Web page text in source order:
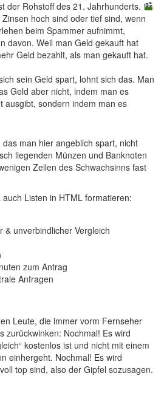
der Rohstoff des 21. Jahrhunderts.
hoch sind oder tief sind, wenn
beim Spammer aufnimmt,
davon. Weil man Geld gekauft hat
Geld bezahlt, als man gekauft hat.
sein Geld spart, lohnt sich das. Man
Geld aber nicht, indem man es
ausgibt, sondern indem man es
man hier angeblich spart, nicht
liegenden Münzen und Banknoten
Zeilen des Schwachsinns fast
Listen in HTML formatieren:
& unver­bindlicher Vergleich
zum Antrag
Anfragen
Leute, die immer vorm Fernseher
zurückwinken: Nochmal! Es wird
kostenlos ist und nicht mit einem
einhergeht. Nochmal! Es wird
top sind, also der Gipfel sozusagen.